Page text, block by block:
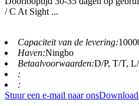
/ C At Sight ...
Capaciteit van de levering:
Haven:Ningbo
Betaalvoorwaarden:D/P, T/T,
:
:
Stuur een e-mail naar ons